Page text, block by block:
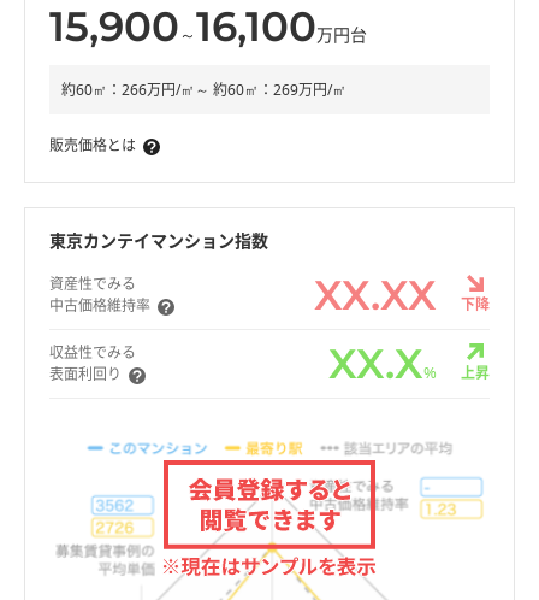
15,900 ～16,100万円台
約60㎡：266万円/㎡～ 約60㎡：269万円/㎡
販売価格とは
東京カンテイマンション指数
資産性でみる
中古価格維持率
XX.XX 下降
収益性でみる
表面利回り
XX.X% 上昇